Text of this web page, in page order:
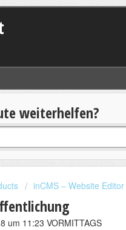
weiterhelfen?
inCMS – Website Editor
um 11:23 VORMITTAGS